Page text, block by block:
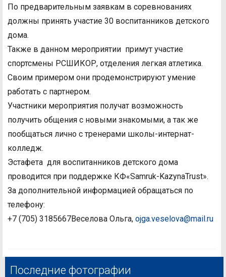
По предварительным заявкам в соревнованиях
должны принять участие 30 воспитанников детского
дома.
Также в данном мероприятии примут участие
спортсмены РСШИКОР, отделения легкая атлетика.
Своим примером они продемонстрируют умение
работать с партнером.
Участники мероприятия получат возможность
получить общения с новыми знакомыми, а так же
пообщаться лично с тренерами школы-интернат-
колледж.
Эстафета для воспитанников детского дома
проводится при поддержке КФ«Samruk-KazynaTrust».
За дополнительной информацией обращаться по
телефону:
+7 (705) 3185667Веселова Ольга, ojga.veselova@mail.ru
Последние фотографии